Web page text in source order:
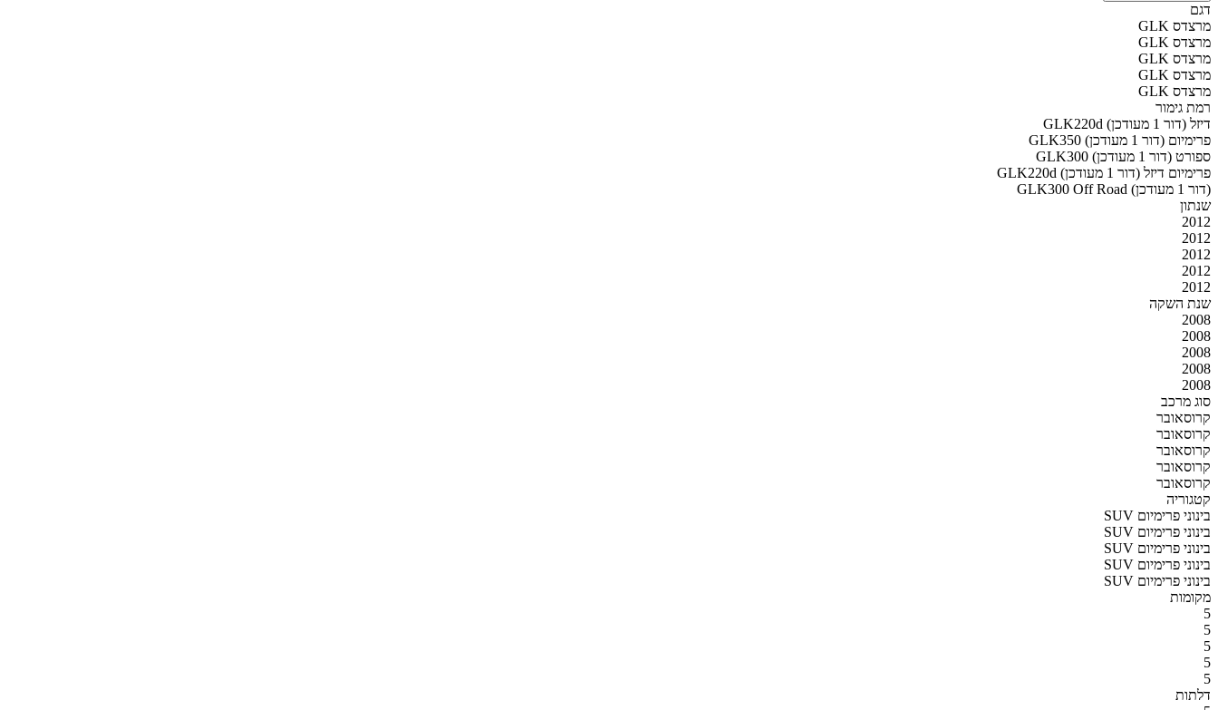
דגם
מרצדס GLK
מרצדס GLK
מרצדס GLK
מרצדס GLK
מרצדס GLK
רמת גימור
GLK220d דיזל (דור 1 מעודכן)
GLK350 פרימיום (דור 1 מעודכן)
GLK300 ספורט (דור 1 מעודכן)
GLK220d פרימיום דיזל (דור 1 מעודכן)
GLK300 Off Road (דור 1 מעודכן)
שנתון
2012
2012
2012
2012
2012
שנת השקה
2008
2008
2008
2008
2008
סוג מרכב
קרוסאובר
קרוסאובר
קרוסאובר
קרוסאובר
קרוסאובר
קטגוריה
SUV בינוני פרימיום
SUV בינוני פרימיום
SUV בינוני פרימיום
SUV בינוני פרימיום
SUV בינוני פרימיום
מקומות
5
5
5
5
5
דלתות